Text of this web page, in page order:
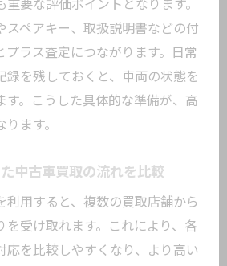
要な評価ポイントとなります。
スペアキー、取扱説明書などの付
プラス査定につながります。日常
録を残しておくと、車両の状態を
す。こうした具体的な準備が、高
ます。
中古車買取の流れを比較
利用すると、複数の買取店舗から
を受け取れます。これにより、各
応を比較しやすくなり、より高い